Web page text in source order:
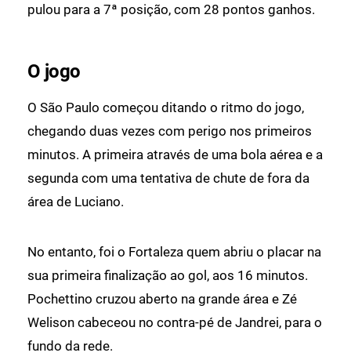
pulou para a 7ª posição, com 28 pontos ganhos.
O jogo
O São Paulo começou ditando o ritmo do jogo,
chegando duas vezes com perigo nos primeiros
minutos. A primeira através de uma bola aérea e a
segunda com uma tentativa de chute de fora da
área de Luciano.
No entanto, foi o Fortaleza quem abriu o placar na
sua primeira finalização ao gol, aos 16 minutos.
Pochettino cruzou aberto na grande área e Zé
Welison cabeceou no contra-pé de Jandrei, para o
fundo da rede.